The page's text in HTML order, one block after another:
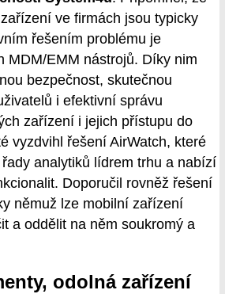
ve firmách jsou typicky
řešením problému je
MDM/EMM nástrojů. Díky nim
bezpečnost, skutečnou
i efektivní správu
zařízení i jejich přístupu do
vyzdvihl řešení AirWatch, které
analytiků lídrem trhu a nabízí
Doporučil rovněž řešení
němuž lze mobilní zařízení
a oddělit na něm soukromý a
odolná zařízení